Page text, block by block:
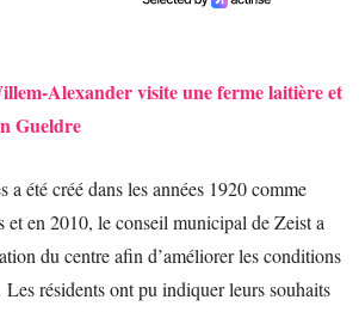
Alexander visite une ferme laitière et
Gueldre
a été créé dans les années 1920 comme
et en 2010, le conseil municipal de Zeist a
du centre afin d’améliorer les conditions
résidents ont pu indiquer leurs souhaits